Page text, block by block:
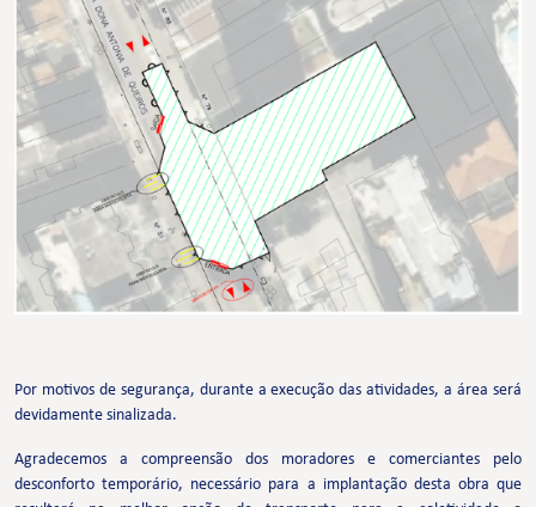
Por motivos de segurança, durante a execução das atividades, a área será
devidamente sinalizada.
Agradecemos a compreensão dos moradores e comerciantes pelo
desconforto temporário, necessário para a implantação desta obra que